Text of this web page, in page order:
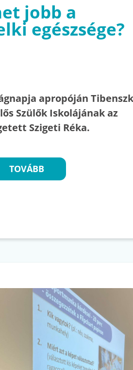
jobb a
egészsége?
apropóján
Szülők Iskolájának az
Szigeti Réka.
TOVÁBB